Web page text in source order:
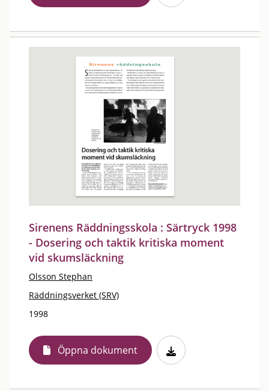
Sirenens Räddningsskola : Särtryck 1998
- Dosering och taktik kritiska moment
vid skumsläckning
Olsson Stephan
Räddningsverket (SRV)
1998
Öppna dokument